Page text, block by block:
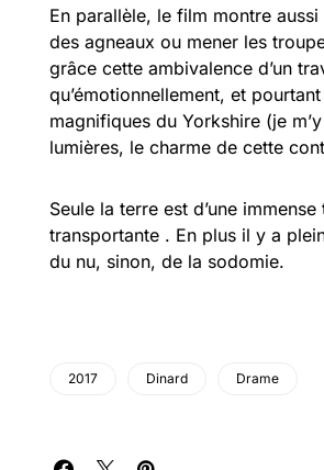
En parallèle, le film montre
des agneaux ou mener les
grâce cette ambivalence d’un
qu’émotionnellement, et
magnifiques du Yorkshire (je
lumières, le charme de cette
Seule la terre est d’une
transportante . En plus il y a
du nu, sinon, de la sodomie.
2017 Dinard Drame